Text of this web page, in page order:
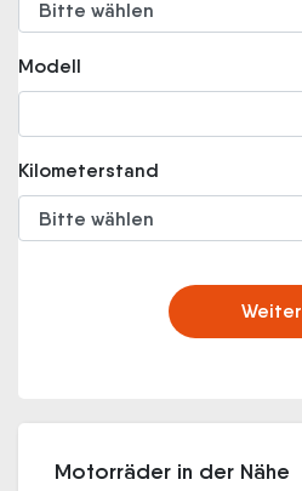
Modell
Kilometerstand
Weiter
Motorräder in der Nähe